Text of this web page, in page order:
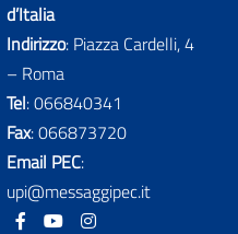
d’Italia
Indirizzo: Piazza Cardelli, 4
– Roma
Tel:066840341
Fax:066873720
Email PEC:
upi@messaggipec.it
FacebookYoutube